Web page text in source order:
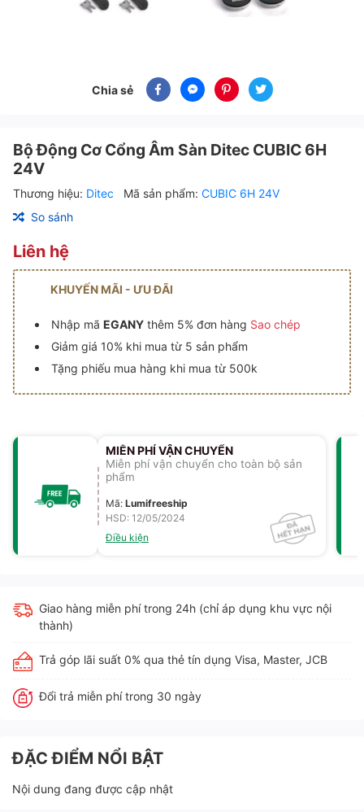
Chia sẻ
Bộ Động Cơ Cổng Âm Sàn Ditec CUBIC 6H
24V
Thương hiệu: Ditec Mã sản phẩm: CUBIC 6H 24V
So sánh
Liên hệ
KHUYẾN MÃI - ƯU ĐÃI
Nhập mã EGANYthêm 5% đơn hàng Sao chép
Giảm giá 10% khi mua từ 5 sản phẩm
Tặng phiếu mua hàng khi mua từ 500k
MIỄN PHÍ VẬN CHUYỂN
Miễn phí vận chuyển cho toàn bộ sản
phẩm
Mã: Lumifreeship
HSD: 12/05/2024
Điều kiện
Giao hàng miễn phí trong 24h (chỉ áp dụng khu vực nội
thành)
Trả góp lãi suất 0% qua thẻ tín dụng Visa, Master, JCB
Đổi trả miễn phí trong 30 ngày
ĐẶC ĐIỂM NỔI BẬT
Nội dung đang được cập nhật